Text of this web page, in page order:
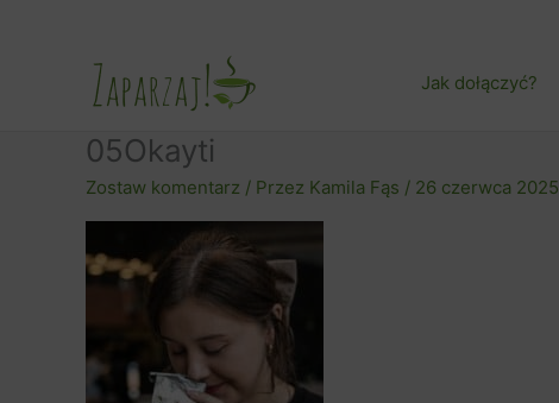
Jak dołączyć?
05Okayti
Zostaw komentarz / Przez Kamila Fąs / 26 czerwca 2025